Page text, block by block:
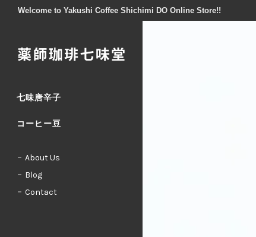
Welcome to Yakushi Coffee Shichimi DO Online Store!!
七味唐辛子
コーヒー豆
About Us
Blog
Contact